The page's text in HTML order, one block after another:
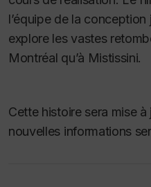
l’équipe de la conception
explore les vastes
Montréal qu’à Mistissini.
Cette histoire sera mise
nouvelles informations